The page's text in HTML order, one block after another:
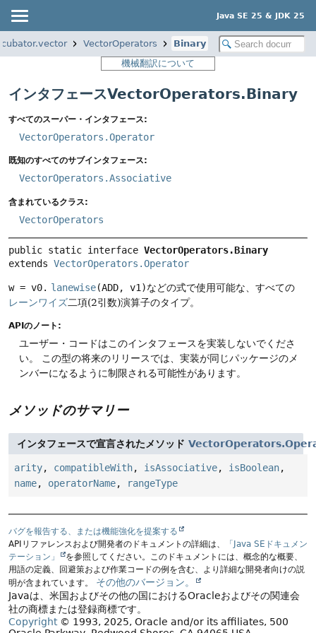
Java SE 25 & JDK 25
VectorOperators
Binary
機械翻訳について
インタフェースVectorOperators.Binary
すべてのスーパー・インタフェース:
VectorOperators.Operator
既知のすべてのサブインタフェース:
VectorOperators.Associative
含まれているクラス:
VectorOperators
public static interface VectorOperators.Binary
extends VectorOperators.Operator
w = v0. lanewise(ADD, v1)などの式で使用可能な、すべての
レーンワイズ二項(2引数)演算子のタイプ。
APIのノート:
ユーザー・コードはこのインタフェースを実装しないでくださ
い。
この型の将来のリリースでは、実装が同じパッケージのメ
ンバーになるように制限される可能性があります。
メソッドのサマリー
インタフェースで宣言されたメソッド
arity, compatibleWith, isAssociative, isBoolean,
name, operatorName, rangeType
バグを報告する、または機能強化を提案する
APIリファレンスおよび開発者のドキュメントの詳細は、
「Java SEドキュメン
テーション」
を参照してください。このドキュメントには、概念的な概要、
用語の定義、回避策および作業コードの例を含む、より詳細な開発者向けの説
明が含まれています。
その他のバージョン。
Javaは、米国およびその他の国におけるOracleおよびその関連会
社の商標または登録商標です。
Copyright© 1993, 2025, Oracle and/or its affiliates, 500